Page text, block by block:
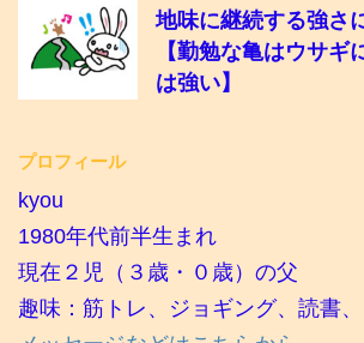
地味に継続する強さ
【勤勉な亀はウサギ
は強い】
プロフィール
kyou
1980年代前半生まれ
現在２児（３歳・０歳）の父
趣味：筋トレ、ジョギング、読書